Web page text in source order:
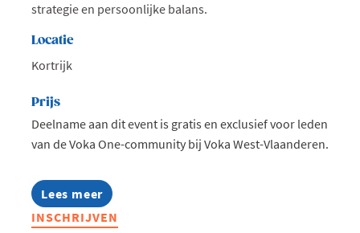
strategie en persoonlijke balans.
Locatie
Kortrijk
Prijs
Deelname aan dit event is gratis en exclusief voor leden
van de Voka One-community bij Voka West-Vlaanderen.
Lees meer
about
Voka
One:
INSCHRIJVEN